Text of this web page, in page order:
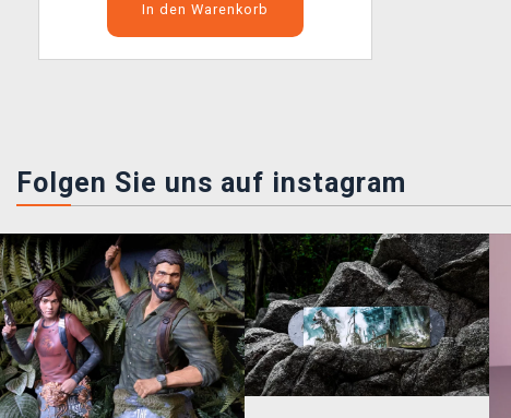
In den Warenkorb
Folgen Sie uns auf instagram